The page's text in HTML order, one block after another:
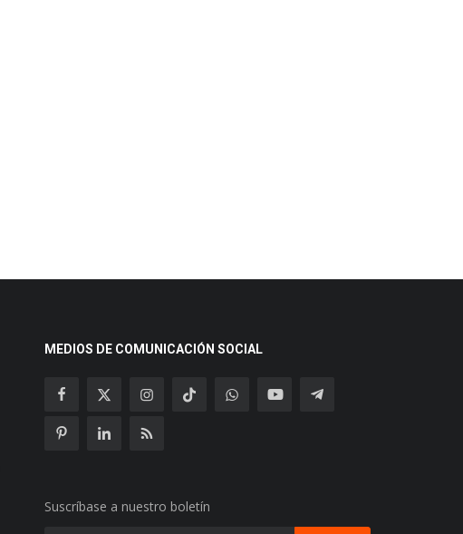
MEDIOS DE COMUNICACIÓN SOCIAL
Suscríbase a nuestro boletín